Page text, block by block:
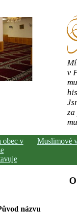
v
obec v
Muslimové
názvu